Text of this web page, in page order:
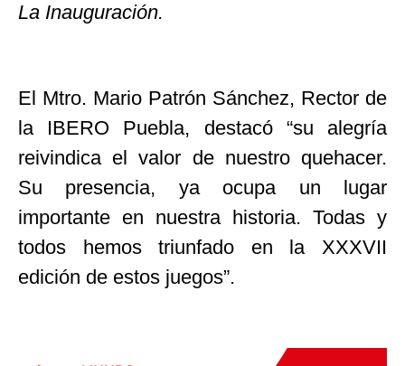
La Inauguración.
El Mtro. Mario Patrón Sánchez, Rector de
la IBERO Puebla, destacó “su alegría
reivindica el valor de nuestro quehacer.
Su presencia, ya ocupa un lugar
importante en nuestra historia. Todas y
todos hemos triunfado en la XXXVII
edición de estos juegos”.